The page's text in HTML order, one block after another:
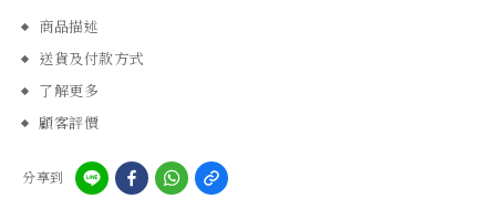
商品描述
送貨及付款方式
了解更多
顧客評價
分享到